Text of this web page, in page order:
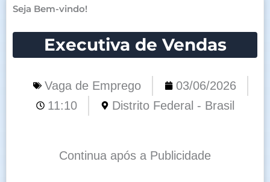
Seja Bem-vindo!
Executiva de Vendas
Vaga de Emprego
03/06/2026
11:10
Distrito Federal - Brasil
Continua após a Publicidade